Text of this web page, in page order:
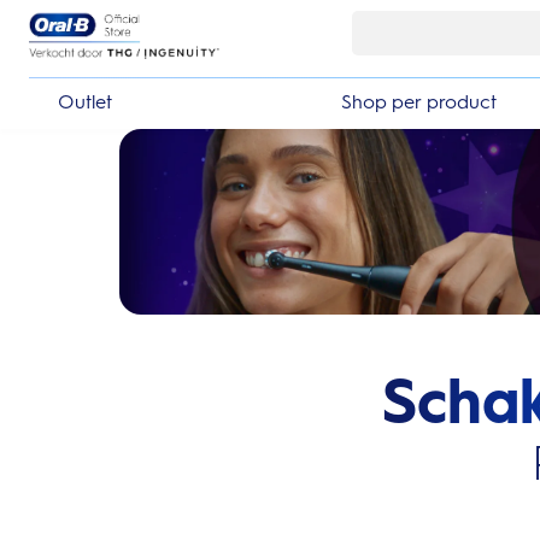
Outlet Shop per product